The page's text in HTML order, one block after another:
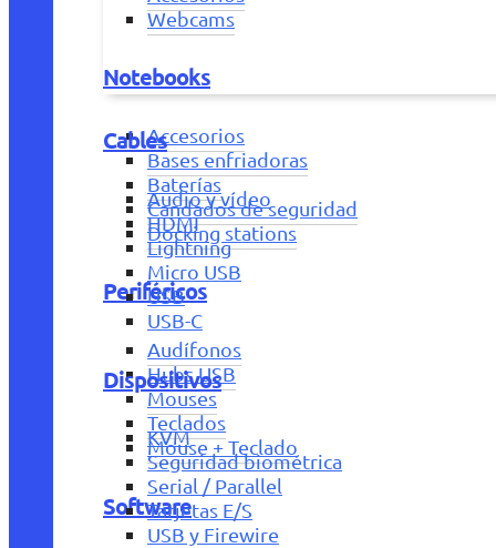
Webcams
Notebooks
Accesorios
Bases enfriadoras
Baterías
Candados de seguridad
Docking stations
Periféricos
Audífonos
Hubs USB
Mouses
Teclados
Mouse + Teclado
Software
Cables
Audio y vídeo
HDMI
Lightning
Micro USB
USB
USB-C
Dispositivos
KVM
Seguridad biométrica
Serial / Parallel
Tarjetas E/S
USB y Firewire